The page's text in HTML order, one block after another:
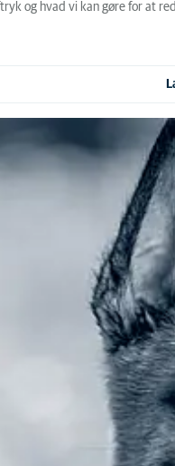
og hvad vi kan gøre for at